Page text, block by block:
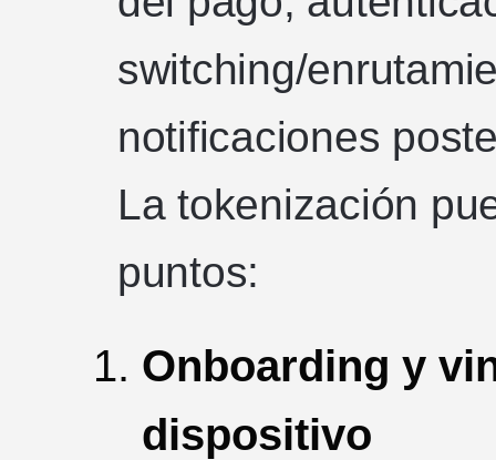
switching/
notificaciones
La tokenización
puntos:
Onboarding y
dispositivo